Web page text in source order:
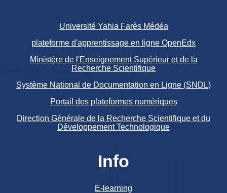
Université Yahia Farès Médéa
plateforme d'apprentissage en ligne OpenEdx
Ministère de l'Enseignement Supérieur et de la
Recherche Scientifique
Système National de Documentation en Ligne (SNDL)
Portail des plateformes numériques
Direction Générale de la Recherche Scientifique et du
Développement Technologique
Info
E-learning